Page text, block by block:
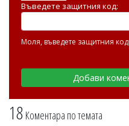
18 Коментара по темата
Въведете защитния код:
Моля, въведете защитния код